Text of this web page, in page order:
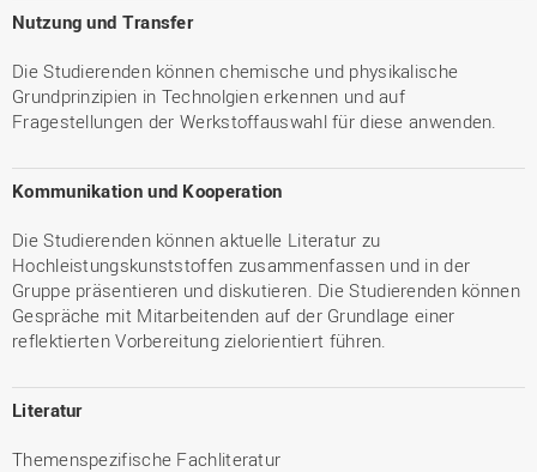
Nutzung und Transfer
Die Studierenden können chemische und physikalische
Grundprinzipien in Technolgien erkennen und auf
Fragestellungen der Werkstoffauswahl für diese anwenden.
Kommunikation und Kooperation
Die Studierenden können aktuelle Literatur zu
Hochleistungskunststoffen zusammenfassen und in der
Gruppe präsentieren und diskutieren. Die Studierenden können
Gespräche mit Mitarbeitenden auf der Grundlage einer
reflektierten Vorbereitung zielorientiert führen.
Literatur
Themenspezifische Fachliteratur